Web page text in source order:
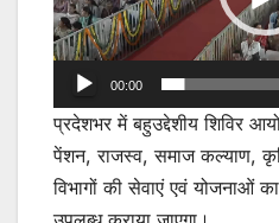
00:00
प्रदेशभर में बहुउद्देशीय शिविर
पेंशन, राजस्व, समाज कल्याण,
विभागों की सेवाएं एवं योजनाओं